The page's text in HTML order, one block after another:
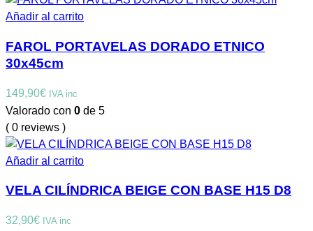
Añadir al carrito
FAROL PORTAVELAS DORADO ETNICO
30x45cm
149,90€ IVA inc
Valorado con 0 de 5
( 0 reviews )
Añadir al carrito
VELA CILÍNDRICA BEIGE CON BASE H15 D8
32,90€ IVA inc